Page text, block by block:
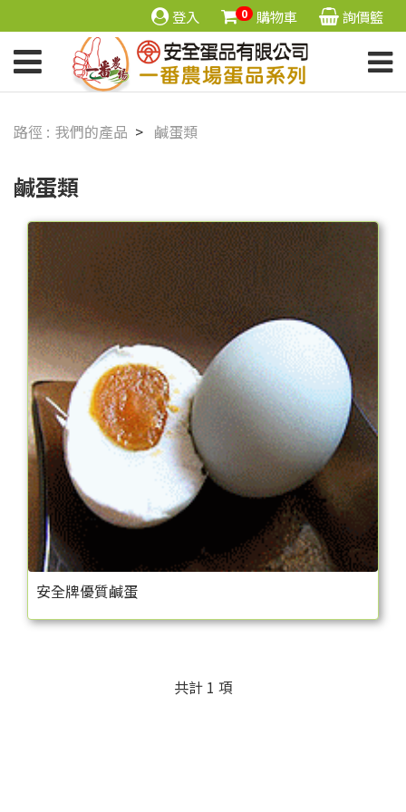
登入 0 購物車 詢價籃
我們的產品 鹹蛋類
鹹蛋類
安全牌優質鹹蛋
共計 1 項